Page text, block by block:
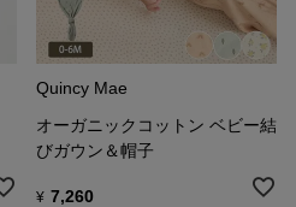
Quincy Mae
オーガニックコットン ベビー結
びガウン＆帽子
¥ 7,260